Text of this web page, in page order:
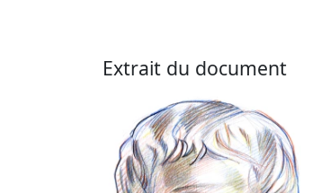
Extrait du document